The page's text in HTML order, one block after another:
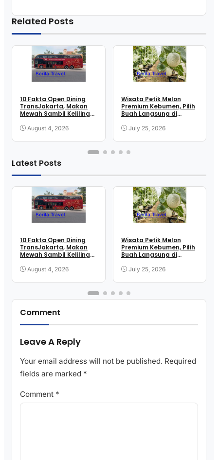
Related Posts
Berita Travel
10 Fakta Open Dining
TransJakarta, Makan
Mewah Sambil Keliling
August 4, 2026
Berita Travel
Wisata Petik Melon
Premium Kebumen, Pilih
Buah Langsung di
July 25, 2026
Latest Posts
Berita Travel
10 Fakta Open Dining
TransJakarta, Makan
Mewah Sambil Keliling
August 4, 2026
Berita Travel
Wisata Petik Melon
Premium Kebumen, Pilih
Buah Langsung di
July 25, 2026
Comment
Leave A Reply
Your email address will not be published. Required
fields are marked *
Comment *